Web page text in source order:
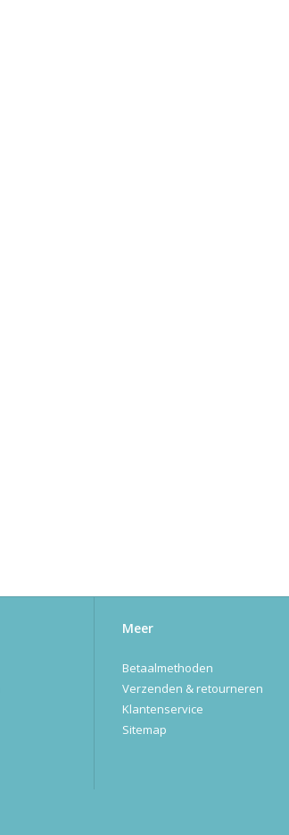
Meer
Betaalmethoden
Verzenden & retourneren
Klantenservice
Sitemap